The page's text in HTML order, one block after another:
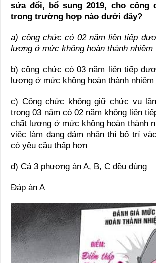
sửa đổi, bổ sung 2019, cho công
trong trường hợp nào dưới đây?
a) công chức có 02 năm liên tiếp
lượng ở mức không hoàn thành nhiệm
b) công chức có 03 năm liên tiếp
lượng ở mức không hoàn thành nhiệm
c) Công chức không giữ chức vụ
trong 03 năm có 02 năm không liên
chất lượng ở mức không hoàn thành
việc làm đang đảm nhận thì bố trí
có yêu cầu thấp hơn
d) Cả 3 phương án A, B, C đều đúng
Đáp án A